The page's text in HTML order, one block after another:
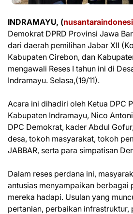
INDRAMAYU, (
Demokrat DPRD Provinsi Jawa
dari daerah pemilihan Jabar XII
Kabupaten Cirebon, dan
mengawali Reses I tahun ini di
Indramayu. Selasa,(19/11).
Acara ini dihadiri oleh Ketua DPC
Kabupaten Indramayu, Nico
DPC Demokrat, kader Abdul
desa, tokoh masyarakat, tokoh
JABBAR, serta para simpatisan
Dalam reses perdana ini,
antusias menyampaikan berbagai
mereka hadapi. Usulan yang
pertanian, perbaikan infrastruktur,